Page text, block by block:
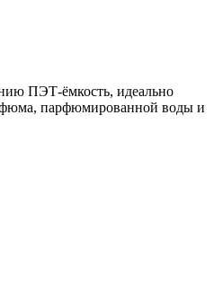
ПЭТ-ёмкость, идеально
парфюмированной воды и